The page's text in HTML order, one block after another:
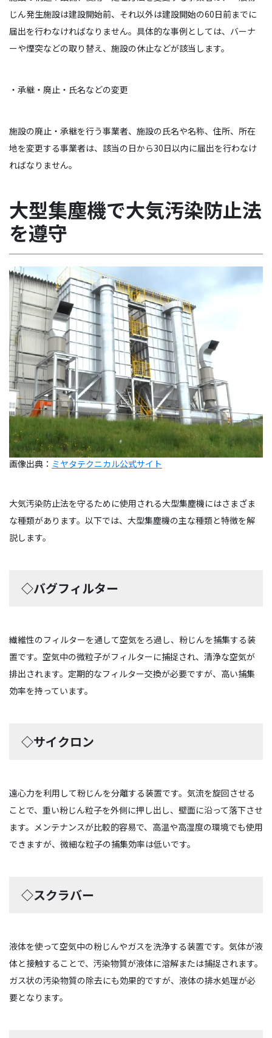
じん発生施設は建設開始前、それ以外は建設開始の60日前までに
届出を行わなければなりません。具体的な事例としては、バーナ
ーや煙突などの取り替え、施設の休止などが該当します。
・承継・廃止・氏名などの変更
施設の廃止・承継を行う事業者、施設の氏名や名称、住所、所在
地を変更する事業者は、該当の日から30日以内に届出を行わなけ
ればなりません。
大型集塵機で大気汚染防止法
を遵守
画像出典： ミヤタテクニカル公式サイト
大気汚染防止法を守るために使用される大型集塵機にはさまざま
な種類があります。以下では、大型集塵機の主な種類と特徴を解
説します。
◇バグフィルター
繊維性のフィルターを通して空気をろ過し、粉じんを捕集する装
置です。空気中の微粒子がフィルターに捕捉され、清浄な空気が
排出されます。定期的なフィルター交換が必要ですが、高い捕集
効率を持っています。
◇サイクロン
遠心力を利用して粉じんを分離する装置です。気流を旋回させる
ことで、重い粉じん粒子を外側に押し出し、壁面に沿って落下させ
ます。メンテナンスが比較的容易で、高温や高湿度の環境でも使用
できますが、微細な粒子の捕集効率は低いです。
◇スクラバー
液体を使って空気中の粉じんやガスを洗浄する装置です。気体が液
体と接触することで、汚染物質が液体に溶解または捕捉されます。
ガス状の汚染物質の除去にも効果的ですが、液体の排水処理が必
要となります。